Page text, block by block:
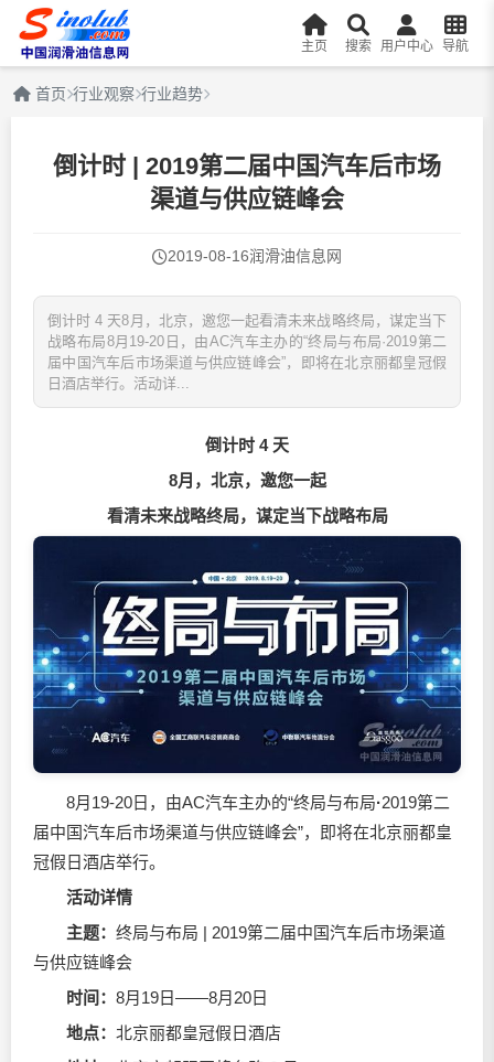
主页 搜索 用户中心 导航
首页 行业观察 行业趋势
倒计时 | 2019第二届中国汽车后市场
渠道与供应链峰会
2019-08-16润滑油信息网
倒计时 4 天8月，北京，邀您一起看清未来战略终局，谋定当下
战略布局8月19-20日，由AC汽车主办的“终局与布局·2019第二
届中国汽车后市场渠道与供应链峰会”，即将在北京丽都皇冠假
日酒店举行。活动详...
倒计时 4天
8月，北京，邀您一起
看清未来战略终局，谋定当下战略布局
8月19-20日，由AC汽车主办的“终局与布局·2019第二
届中国汽车后市场渠道与供应链峰会”，即将在北京丽都皇
冠假日酒店举行。
活动详情
主题： 终局与布局 | 2019第二届中国汽车后市场渠道
与供应链峰会
时间 ： 8月19日——8月20日
地点： 北京丽都皇冠假日酒店